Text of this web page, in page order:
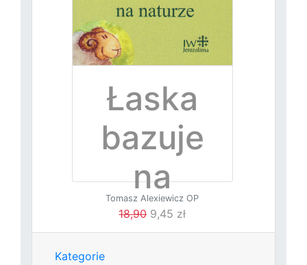
Łaska
bazuje
na
naturze
Tomasz Alexiewicz OP
18,909,45 zł
Kategorie